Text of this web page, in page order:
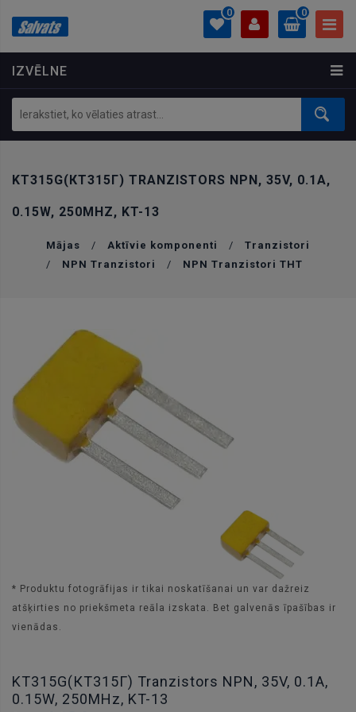
IZVĒLNE
0
PROFILS
Ielogoties
Izveidot kontu
0
0.00 €
KT315G(КТ315Г) TRANZISTORS NPN, 35V, 0.1A,
0.15W, 250MHZ, KT-13
Mājas / Aktīvie komponenti /
Tranzistori
/
NPN Tranzistori / NPN Tranzistori THT
* Produktu fotogrāfijas ir tikai noskatīšanai un var dažreiz
atšķirties no priekšmeta reāla izskata. Bet galvenās īpašības ir
vienādas.
KT315G(КТ315Г) Tranzistors NPN, 35V, 0.1A,
0.15W, 250MHz, KT-13